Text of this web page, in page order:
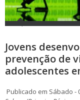
Jovens
prevenção de
adolescentes
Publicado em Sábado -